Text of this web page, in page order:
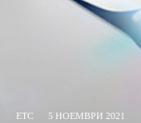
ETC 5 НОЕМВРИ 2021